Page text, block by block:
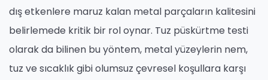
dış etkenlere maruz kalan metal parçaların kalitesini
belirlemede kritik bir rol oynar. Tuz püskürtme testi
olarak da bilinen bu yöntem, metal yüzeylerin nem,
tuz ve sıcaklık gibi olumsuz çevresel koşullara karşı